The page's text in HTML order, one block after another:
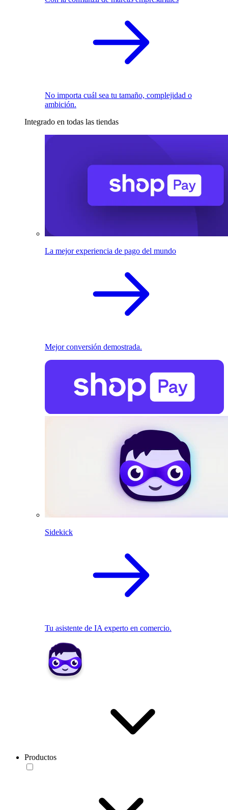
No importa cuál sea tu tamaño, complejidad o
ambición.
Integrado en todas las tiendas
La mejor experiencia de pago del mundo
Mejor conversión demostrada.
Sidekick
Tu asistente de IA experto en comercio.
Productos